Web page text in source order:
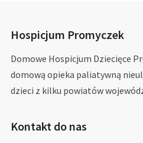
Hospicjum Promyczek
Domowe Hospicjum Dziecięce
domową opieka paliatywną
dzieci z kilku powiatów
Kontakt do nas